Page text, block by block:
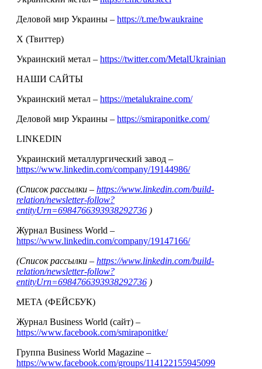
Деловой мир Украины – https://t.me/bwaukraine
Х (Твиттер)
Украинский метал – https://twitter.com/MetalUkrainian
НАШИ САЙТЫ
Украинский метал – https://metalukraine.com/
Деловой мир Украины – https://smiraponitke.com/
LINKEDIN
Украинский металлургический завод –
https://www.linkedin.com/company/19144986/
(Список рассылки – https://www.linkedin.com/build-
relation/newsletter-follow?
entityUrn=6984766393938292736 )
Журнал Business World –
https://www.linkedin.com/company/19147166/
(Список рассылки – https://www.linkedin.com/build-
relation/newsletter-follow?
entityUrn=6984766393938292736 )
МЕТА (ФЕЙСБУК)
Журнал Business World (сайт) –
https://www.facebook.com/smiraponitke/
Группа Business World Magazine –
https://www.facebook.com/groups/114122155945099